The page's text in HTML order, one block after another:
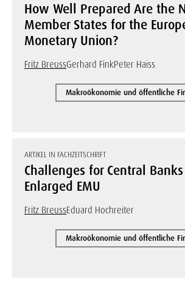
How Well Prepared Are the
Member States for the
Monetary Union?
Fritz BreussGerhard FinkPeter Haiss
Makroökonomie und öffentliche
ARTIKEL IN FACHZEITSCHRIFT
Challenges for Central
Enlarged EMU
Fritz BreussEduard Hochreiter
Makroökonomie und öffentliche